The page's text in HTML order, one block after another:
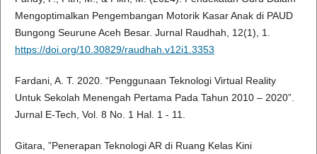
Mengoptimalkan Pengembangan Motorik Kasar Anak di PAUD
Bungong Seurune Aceh Besar. Jurnal Raudhah, 12(1), 1.
https://doi.org/10.30829/raudhah.v12i1.3353
Fardani, A. T. 2020. “Penggunaan Teknologi Virtual Reality
Untuk Sekolah Menengah Pertama Pada Tahun 2010 – 2020”.
Jurnal E-Tech, Vol. 8 No. 1 Hal. 1 - 11.
Gitara, ”Penerapan Teknologi AR di Ruang Kelas Kini